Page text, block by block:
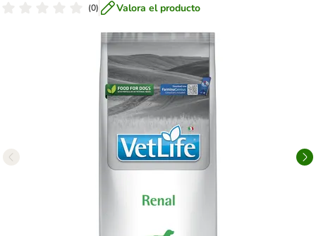
(0) Valora el producto